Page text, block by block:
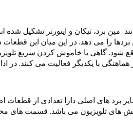
مین برد، تیکان و اینورتر تشکیل
را می دهد. در این میان این قطعات
شود. گاهی با خاموش کردن سریع
با یکدیگر فعالیت می کنند. در
برد های اصلی دارا تعدادی از
های تلویزیون می باشد. قسمت های